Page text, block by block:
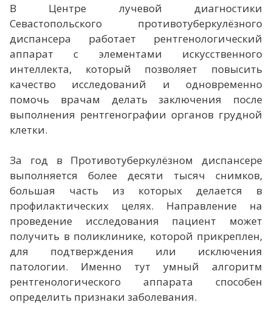
В Центре лучевой диагностики
Севастопольского противотуберкулёзного
диспансера работает рентгенологический
аппарат с элементами искусственного
интеллекта, который позволяет повысить
качество исследований и одновременно
помочь врачам делать заключения после
выполнения рентгенографии органов грудной
клетки.
За год в Противотуберкулёзном диспансере
выполняется более десяти тысяч снимков,
большая часть из которых делается в
профилактических целях. Направление на
проведение исследования пациент может
получить в поликлинике, которой прикреплен,
для подтверждения или исключения
патологии. Именно тут умный алгоритм
рентгенологического аппарата способен
определить признаки заболевания.